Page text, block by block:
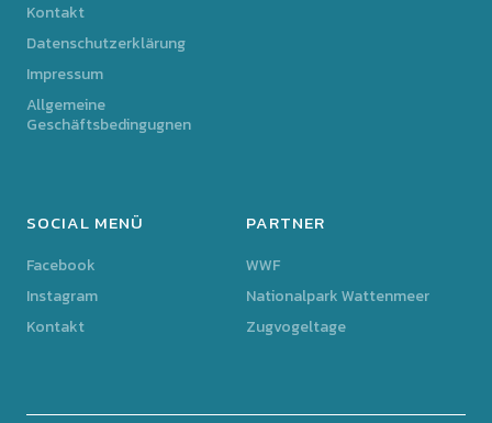
Kontakt
Datenschutzerklärung
Impressum
Allgemeine
Geschäftsbedingugnen
SOCIAL MENÜ
Facebook
Instagram
Kontakt
PARTNER
WWF
Nationalpark Wattenmeer
Zugvogeltage